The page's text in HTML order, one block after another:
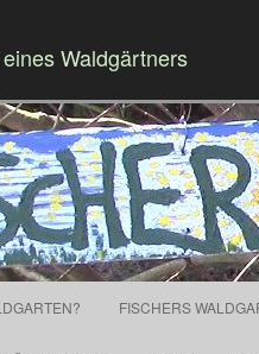
Waldgärtners
FISCHERS